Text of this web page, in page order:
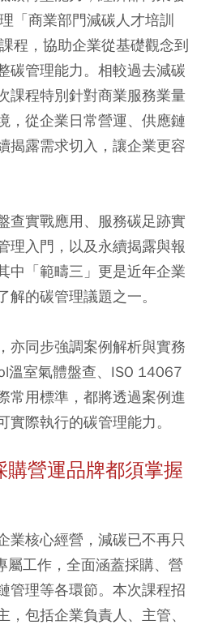
「商業部門減碳人才培訓
程，協助企業從基礎觀念到
碳管理能力。相較過去減碳
課程特別針對商業服務業量
，從企業日常營運、供應鏈
揭露需求切入，讓企業更容
查實戰應用、服務碳足跡實
理入門，以及永續揭露與報
中「範疇三」更是近年企業
的碳管理議題之一。
亦同步強調案例解析與實務
溫室氣體盤查、ISO 14067
常用標準，都將透過案例進
實際執行的碳管理能力。
營運品牌都須掌握
業核心經營，減碳已不再只
屬工作，全面涵蓋採購、營
管理等各環節。本次課程招
包括企業負責人、主管、